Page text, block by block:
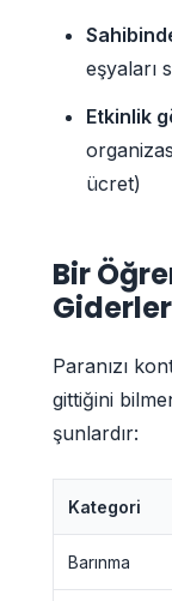
eşyaları
Etkinlik
ücret)
Bir
Paranızı
gittiğini
şunlardır:
Kategori
Barınma